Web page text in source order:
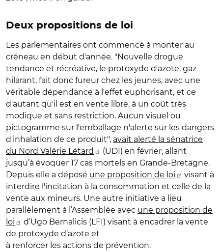
Deux propositions de loi
Les parlementaires ont commencé à monter au
créneau en début d'année. "Nouvelle drogue
tendance et récréative, le protoxyde d'azote, gaz
hilarant, fait donc fureur chez les jeunes, avec une
véritable dépendance à l'effet euphorisant, et ce
d'autant qu'il est en vente libre, à un coût très
modique et sans restriction. Aucun visuel ou
pictogramme sur l'emballage n'alerte sur les dangers
d'inhalation de ce produit", avait alerté la sénatrice
du Nord Valérie Létard
(UDI) en février, allant
jusqu’à évoquer 17 cas mortels en Grande-Bretagne.
Depuis elle a déposé une proposition de loi
visant à
interdire l'incitation à la consommation et celle de la
vente aux mineurs. Une autre initiative a lieu
parallèlement à l’Assemblée avec une proposition de
loi
d’Ugo Bernalicis (LFI) visant à encadrer la vente
de protoxyde d’azote et
à renforcer les actions de prévention.